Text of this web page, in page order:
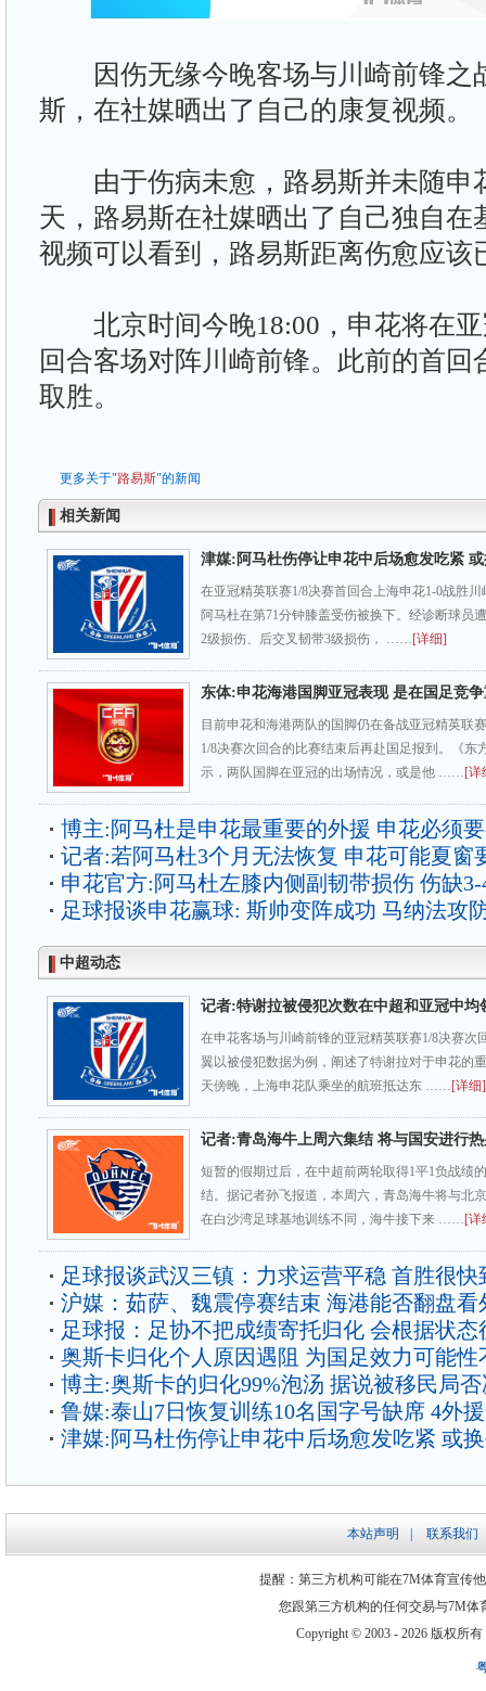
因伤无缘今晚客场与川崎前锋之
斯，在社媒晒出了自己的康复视频。
由于伤病未愈，路易斯并未随申
天，路易斯在社媒晒出了自己独自在
视频可以看到，路易斯距离伤愈应该
北京时间今晚18:00，申花将在亚
回合客场对阵川崎前锋。此前的首回
取胜。
更多关于"路易斯"的新闻
相关新闻
津媒:阿马杜伤停让申花中后场愈发吃紧
在亚冠精英联赛1/8决赛首回合上海申花1-0战胜
阿马杜在第71分钟膝盖受伤被换下。经诊断球员
2级损伤、后交叉韧带3级损伤， ……[详细]
东体:申花海港国脚亚冠表现 是在国足竞
目前申花和海港两队的国脚仍在备战亚冠精英联
1/8决赛次回合的比赛结束后再赴国足报到。《东
示，两队国脚在亚冠的出场情况，或是他 ……[详
博主:阿马杜是申花最重要的外援 申花必须
记者:若阿马杜3个月无法恢复 申花可能夏窗
申花官方:阿马杜左膝内侧副韧带损伤 伤缺3-
足球报谈申花赢球: 斯帅变阵成功 马纳法攻
中超动态
记者:特谢拉被侵犯次数在中超和亚冠中均
在申花客场与川崎前锋的亚冠精英联赛1/8决赛次
翼以被侵犯数据为例，阐述了特谢拉对于申花的
天傍晚，上海申花队乘坐的航班抵达东 ……[详细]
记者:青岛海牛上周六集结 将与国安进行
短暂的假期过后，在中超前两轮取得1平1负战绩
结。据记者孙飞报道，本周六，青岛海牛将与北
在白沙湾足球基地训练不同，海牛接下来 ……[详
足球报谈武汉三镇：力求运营平稳 首胜很快
沪媒：茹萨、魏震停赛结束 海港能否翻盘看
足球报：足协不把成绩寄托归化 会根据状态
奥斯卡归化个人原因遇阻 为国足效力可能性
博主:奥斯卡的归化99%泡汤 据说被移民局
鲁媒:泰山7日恢复训练10名国字号缺席 4外
津媒:阿马杜伤停让申花中后场愈发吃紧 或
本站声明 联系我们
提醒：第三方机构可能在7M体育宣传
您跟第三方机构的任何交易与7M
Copyright © 2003 - 2026 版权所有